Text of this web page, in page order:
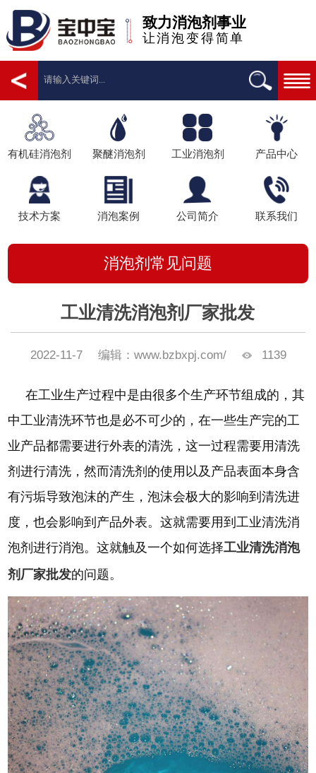
致力消泡剂事业
让消泡变得简单
有机硅消泡剂 聚醚消泡剂 工业消泡剂 产品中心
技术方案 消泡案例 公司简介 联系我们
消泡剂常见问题
工业清洗消泡剂厂家批发
2022-11-7 编辑：www.bzbxpj.com/ 1139
在工业生产过程中是由很多个生产环节组成的，其
中工业清洗环节也是必不可少的，在一些生产完的工
业产品都需要进行外表的清洗，这一过程需要用清洗
剂进行清洗，然而清洗剂的使用以及产品表面本身含
有污垢导致泡沫的产生，泡沫会极大的影响到清洗进
度，也会影响到产品外表。这就需要用到工业清洗消
泡剂进行消泡。这就触及一个如何选择工业清洗消泡
剂厂家批发的问题。